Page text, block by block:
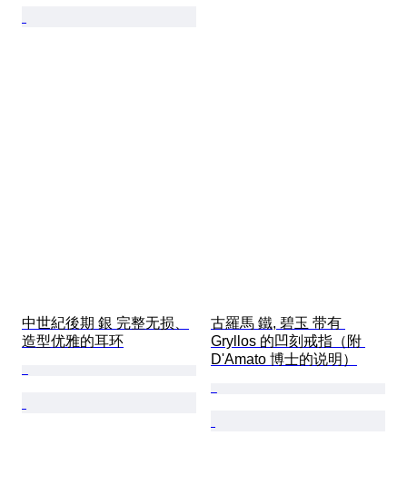
中世紀後期 銀 完整无损、
造型优雅的耳环
古羅馬 鐵, 碧玉 带有
Gryllos 的凹刻戒指（附
D'Amato 博士的说明）